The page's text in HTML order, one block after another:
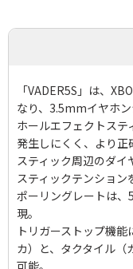
（Switch™）：
「VADER5S」は、
なり、3.5mmイヤホン
ホールエフェクトス
発生しにくく、より正
スティック周辺のダ
スティックテンション
ポーリングレートは
現。
トリガーストップ機
カ）と、タクタイル
可能。